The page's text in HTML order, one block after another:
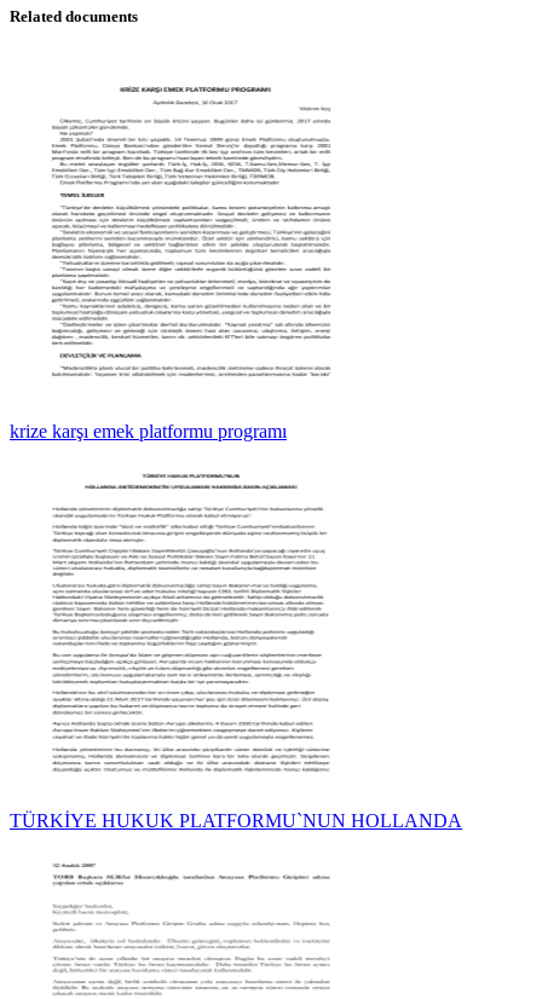
Related documents
krize karşı emek platformu programı
TÜRKİYE HUKUK PLATFORMU`NUN HOLLANDA